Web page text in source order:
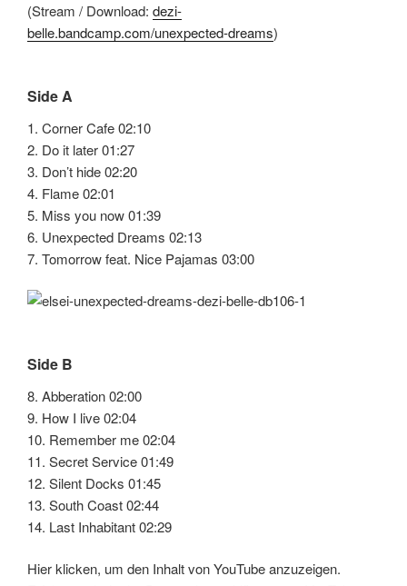
(Stream / Download: dezi-
belle.bandcamp.com/unexpected-dreams)
Side A
1. Corner Cafe 02:10
2. Do it later 01:27
3. Don’t hide 02:20
4. Flame 02:01
5. Miss you now 01:39
6. Unexpected Dreams 02:13
7. Tomorrow feat. Nice Pajamas 03:00
Side B
8. Abberation 02:00
9. How I live 02:04
10. Remember me 02:04
11. Secret Service 01:49
12. Silent Docks 01:45
13. South Coast 02:44
14. Last Inhabitant 02:29
„Elsei***Unexpected
Dreams“
Hier klicken, um den Inhalt von YouTube anzuzeigen.